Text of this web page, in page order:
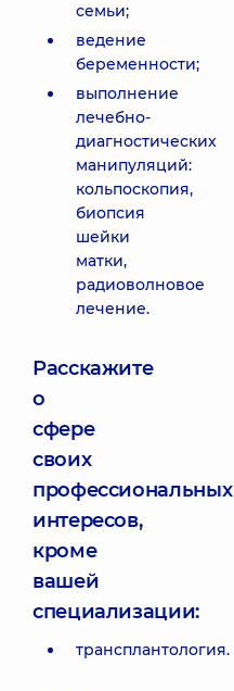
семьи;
ведение
беременности;
выполнение
лечебно-
диагностических
манипуляций:
кольпоскопия,
биопсия
шейки
матки,
радиоволновое
лечение.
Расскажите
о
сфере
своих
профессиональных
интересов,
кроме
вашей
специализации:
трансплантология.